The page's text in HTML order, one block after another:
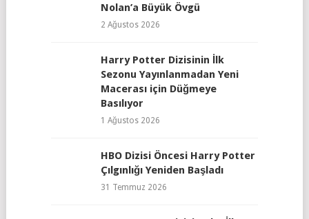
Nolan’a Büyük Övgü
2 Ağustos 2026
Harry Potter Dizisinin İlk
Sezonu Yayınlanmadan Yeni
Macerası için Düğmeye
Basılıyor
1 Ağustos 2026
HBO Dizisi Öncesi Harry Potter
Çılgınlığı Yeniden Başladı
31 Temmuz 2026